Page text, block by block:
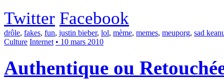
Twitter Facebook
drôle, fakes, fun, justin bieber, lol, mème, memes, meuporg, sad
Culture Internet • 10 mars 2010
Authentique ou